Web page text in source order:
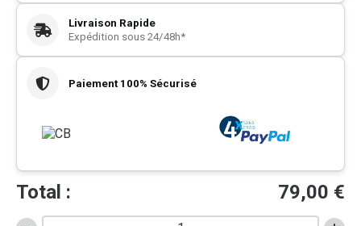
Livraison Rapide
Expédition sous 24/48h*
Paiement 100% Sécurisé
Total : 79,00 €